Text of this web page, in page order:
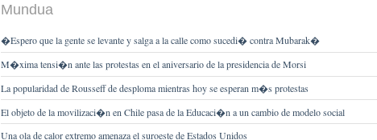
Mundua
�Espero que la gente se levante y salga a la calle como sucedi� contra Mubarak�
M�xima tensi�n ante las protestas en el aniversario de la presidencia de Morsi
La popularidad de Rousseff de desploma mientras hoy se esperan m�s protestas
El objeto de la movilizaci�n en Chile pasa de la Educaci�n a un cambio de modelo social
Una ola de calor extremo amenaza el suroeste de Estados Unidos